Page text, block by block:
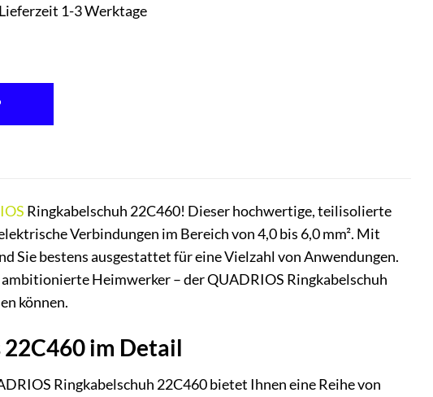
1-3 Werktage
Ringkabelschuh 22C460! Dieser hochwertige, teilisolierte
Verbindungen im Bereich von 4,0 bis 6,0 mm². Mit
Sie bestens ausgestattet für eine Vielzahl von Anwendungen.
Heimwerker – der QUADRIOS Ringkabelschuh
können.
22C460 im Detail
Ringkabelschuh 22C460 bietet Ihnen eine Reihe von